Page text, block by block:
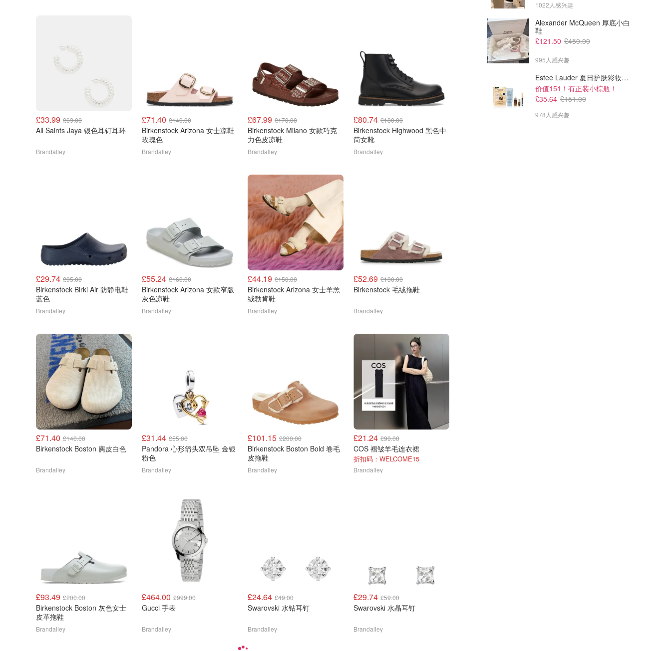
£33.99 £69.00
All Saints Jaya 银色耳钉耳环
Brandalley
£71.40 £140.00
Birkenstock Arizona 女士凉鞋
玫瑰色
Brandalley
£67.99 £170.00
Birkenstock Milano 女款巧克
力色皮凉鞋
Brandalley
£80.74 £180.00
Birkenstock Highwood 黑色中
筒女靴
Brandalley
£29.74 £95.00
Birkenstock Birki Air 防静电鞋
蓝色
Brandalley
£55.24 £160.00
Birkenstock Arizona 女款窄版
灰色凉鞋
Brandalley
£44.19 £150.00
Birkenstock Arizona 女士羊羔
绒勃肯鞋
Brandalley
£52.69 £130.00
Birkenstock 毛绒拖鞋
Brandalley
£71.40 £140.00
Birkenstock Boston 麂皮白色
Brandalley
£31.44 £55.00
Pandora 心形箭头双吊坠 金银
粉色
Brandalley
£101.15 £200.00
Birkenstock Boston Bold 卷毛
皮拖鞋
Brandalley
£21.24 £99.00
COS 褶皱羊毛连衣裙
折扣码：WELCOME15
Brandalley
£93.49 £200.00
Birkenstock Boston 灰色女士
皮革拖鞋
Brandalley
£464.00 £999.00
Gucci 手表
Brandalley
£24.64 £49.00
Swarovski 水钻耳钉
Brandalley
£29.74 £59.00
Swarovski 水晶耳钉
Brandalley
1022人感兴趣
Alexander McQueen 厚底小白
鞋
£121.50 £450.00
995人感兴趣
Estee Lauder 夏日护肤彩妆礼盒
价值151！有正装小棕瓶！
£35.64 £151.00
978人感兴趣